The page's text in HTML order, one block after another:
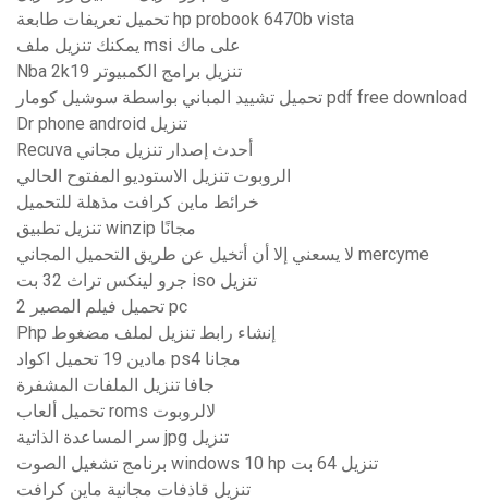
تحميل تعريفات طابعة hp probook 6470b vista
يمكنك تنزيل ملف msi على ماك
Nba 2k19 تنزيل برامج الكمبيوتر
تحميل تشييد المباني بواسطة سوشيل كومار pdf free download
Dr phone android تنزيل
Recuva أحدث إصدار تنزيل مجاني
الروبوت تنزيل الاستوديو المفتوح الحالي
خرائط ماين كرافت مذهلة للتحميل
تنزيل تطبيق winzip مجانًا
لا يسعني إلا أن أتخيل عن طريق التحميل المجاني mercyme
جرو لينكس تراث 32 بت iso تنزيل
تحميل فيلم المصير 2 pc
Php إنشاء رابط تنزيل لملف مضغوط
مادين 19 تحميل اكواد ps4 مجانا
جافا تنزيل الملفات المشفرة
تحميل ألعاب roms لالروبوت
سر المساعدة الذاتية jpg تنزيل
برنامج تشغيل الصوت windows 10 hp تنزيل 64 بت
تنزيل قاذفات مجانية ماين كرافت